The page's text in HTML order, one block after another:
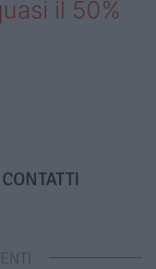
il 50%
CONTATTI